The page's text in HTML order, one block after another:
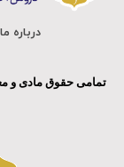
درباره ما
تمامی حقوق مادی و